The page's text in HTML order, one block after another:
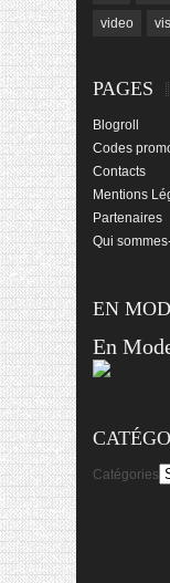
video
PAGES
Blogroll
Codes
Contacts
Mentions
Partenaires
Qui
EN
En
Catégories